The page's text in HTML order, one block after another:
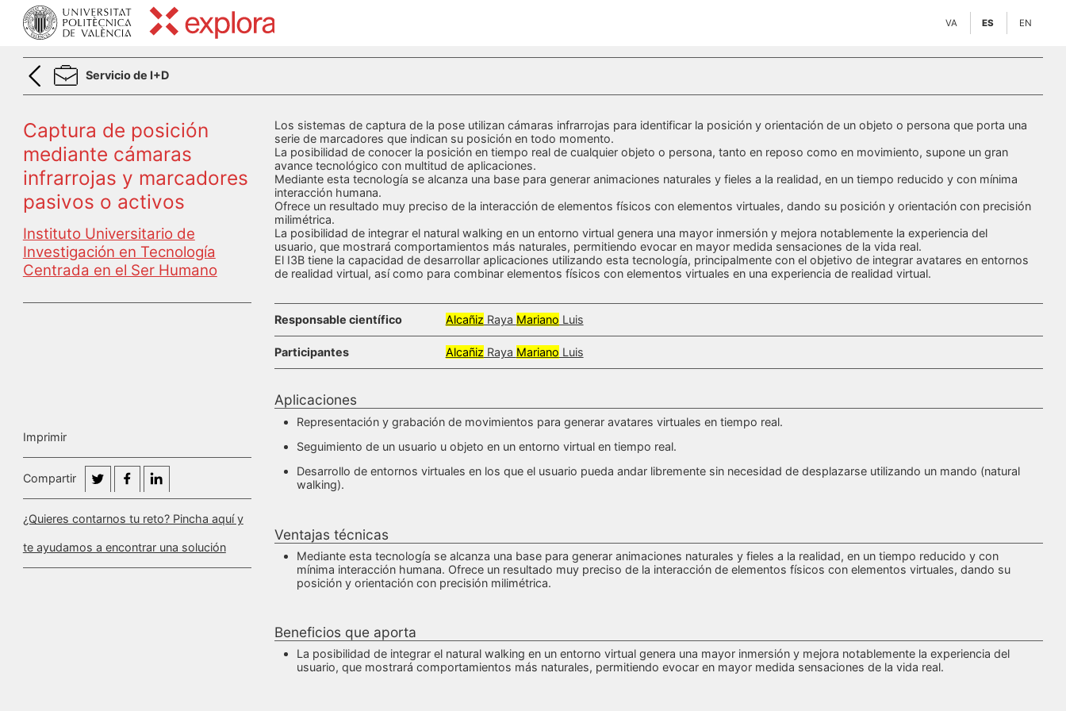
VA ES EN
Servicio de I+D
Captura de posición
mediante cámaras
infrarrojas y marcadores
pasivos o activos
Instituto Universitario de
Investigación en Tecnología
Centrada en el Ser Humano
Imprimir
Compartir
¿Quieres contarnos tu reto? Pincha aquí y
te ayudamos a encontrar una solución
Los sistemas de captura de la pose utilizan cámaras infrarrojas para identificar la posición y orientación de un objeto o persona que porta una
serie de marcadores que indican su posición en todo momento.
La posibilidad de conocer la posición en tiempo real de cualquier objeto o persona, tanto en reposo como en movimiento, supone un gran
avance tecnológico con multitud de aplicaciones.
Mediante esta tecnología se alcanza una base para generar animaciones naturales y fieles a la realidad, en un tiempo reducido y con mínima
interacción humana.
Ofrece un resultado muy preciso de la interacción de elementos físicos con elementos virtuales, dando su posición y orientación con precisión
milimétrica.
La posibilidad de integrar el natural walking en un entorno virtual genera una mayor inmersión y mejora notablemente la experiencia del
usuario, que mostrará comportamientos más naturales, permitiendo evocar en mayor medida sensaciones de la vida real.
El I3B tiene la capacidad de desarrollar aplicaciones utilizando esta tecnología, principalmente con el objetivo de integrar avatares en entornos
de realidad virtual, así como para combinar elementos físicos con elementos virtuales en una experiencia de realidad virtual.
Responsable científico Alcañiz Raya Mariano Luis
Participantes Alcañiz Raya Mariano Luis
Aplicaciones
Representación y grabación de movimientos para generar avatares virtuales en tiempo real.
Seguimiento de un usuario u objeto en un entorno virtual en tiempo real.
Desarrollo de entornos virtuales en los que el usuario pueda andar libremente sin necesidad de desplazarse utilizando un mando (natural
walking).
Ventajas técnicas
Mediante esta tecnología se alcanza una base para generar animaciones naturales y fieles a la realidad, en un tiempo reducido y con
mínima interacción humana. Ofrece un resultado muy preciso de la interacción de elementos físicos con elementos virtuales, dando su
posición y orientación con precisión milimétrica.
Beneficios que aporta
La posibilidad de integrar el natural walking en un entorno virtual genera una mayor inmersión y mejora notablemente la experiencia del
usuario, que mostrará comportamientos más naturales, permitiendo evocar en mayor medida sensaciones de la vida real.